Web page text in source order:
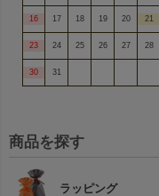
16 17 18 19 20 21
23 24 25 26 27 28
30 31
商品を探す
ラッピング